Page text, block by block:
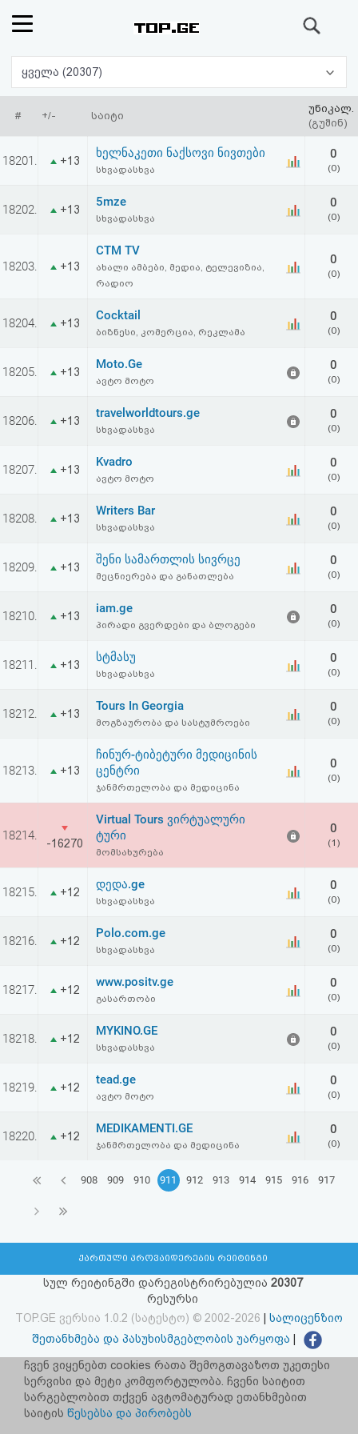
რეიტინგი
(მთავარი)
ფოსტა
პასუხი
ავტორიზაცია
აღდგენა
HTML
სალიცენზიო
შეთანხმება
პასუხისმგებლობის
ყველა (20307)
# +/- საიტი
უნიკალ.
(გუშინ)
18201. +13
ხელნაკეთი ნაქსოვი ნივთები
სხვადასხვა
0
(0)
18202. +13
5mze
სხვადასხვა
0
(0)
18203. +13
CTM TV
ახალი ამბები, მედია, ტელევიზია,
რადიო
0
(0)
18204. +13
Cocktail
ბიზნესი, კომერცია, რეკლამა
0
(0)
18205. +13
Moto.Ge
ავტო მოტო
0
(0)
18206. +13
travelworldtours.ge
სხვადასხვა
0
(0)
18207. +13
Kvadro
ავტო მოტო
0
(0)
18208. +13
Writers Bar
სხვადასხვა
0
(0)
18209. +13
შენი სამართლის სივრცე
მეცნიერება და განათლება
0
(0)
18210. +13
iam.ge
პირადი გვერდები და ბლოგები
0
(0)
18211. +13
სტმასუ
სხვადასხვა
0
(0)
18212. +13
Tours In Georgia
მოგზაურობა და სასტუმროები
0
(0)
18213. +13
ჩინურ-ტიბეტური მედიცინის
ცენტრი
ჯანმრთელობა და მედიცინა
0
(0)
18214.
-16270
Virtual Tours ვირტუალური
ტური
მომსახურება
0
(1)
18215. +12
დედა.ge
სხვადასხვა
0
(0)
18216. +12
Polo.com.ge
სხვადასხვა
0
(0)
18217. +12
www.positv.ge
გასართობი
0
(0)
18218. +12
MYKINO.GE
სხვადასხვა
0
(0)
18219. +12
tead.ge
ავტო მოტო
0
(0)
18220. +12
MEDIKAMENTI.GE
ჯანმრთელობა და მედიცინა
0
(0)
908 909 910 911 912 913 914 915 916 917
ქართული პროვაიდერების რეიტინგი
სულ რეიტინგში დარეგისტრირებულია 20307
რესურსი
TOP.GE ვერსია 1.0.2 (სატესტო) © 2002-2026
სალიცენზიო
შეთანხმება და პასუხისმგებლობის უარყოფა
facebook.com/TOP.GE
იხილეთ TOP.GE - ის ძველი ვერსია ბმულზე
ჩვენ ვიყენებთ cookies რათა შემოგთავაზოთ უკეთესი
სერვისი და მეტი კომფორტულობა. ჩვენი საიტით
სარგებლობით თქვენ ავტომატურად ეთანხმებით
საიტის წესებსა და პირობებს